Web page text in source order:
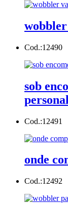
Cod.:12490
sob
Cod.:12491
onde
Cod.:12492